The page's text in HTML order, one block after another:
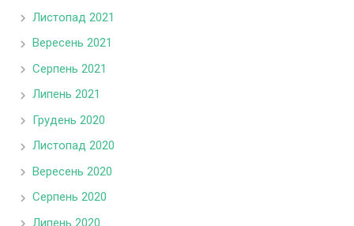
Листопад 2021
Вересень 2021
Серпень 2021
Липень 2021
Грудень 2020
Листопад 2020
Вересень 2020
Серпень 2020
Липень 2020